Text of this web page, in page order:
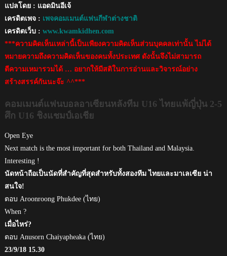
แปลโดย : แอดมินอีเจ้
เครดิตเพจ : เพจคอมเมนต์แฟนกีฬาต่างชาติ
เครดิตเว็บ : www.kwamkidhen.com
***ความคิดเห็นเหล่านี้เป็นเพียงความคิดเห็นส่วนบุคคลเท่านั้น ไม่ได้
หมายความถึงความคิดเห็นของคนทั้งประเทศ ดังนั้นจึงไม่สามารถ
ตีความเหมารวมได้ … อยากให้มีสติในการอ่านและวิจารณ์อย่าง
สร้างสรรค์กันนะจ๊ะ ^^***
คอมเมนต์แฟนบอลอาเซียนหลังทีม U16 ไทยแพ้ญี่ปุ่น 2-5
ศึก U16 ชิงแชมป์เอเชีย
Open Eye
Next match is the most important for both Thailand and Malaysia.
Interesting !
นัดหน้าถือเป็นนัดที่สำคัญที่สุดสำหรับทั้งสองทีม ไทยและมาเลเซีย น่า
สนใจ!
ตอบ Aroonroong Phukdee (ไทย)
When ?
เมื่อไหร่?
ตอบ Anusorn Chaiyapheaka (ไทย)
23/9/18 15.30